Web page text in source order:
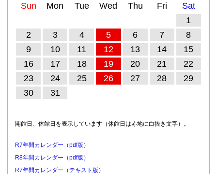
Sun Mon Tue Wed Thu Fri
Sat
1
2
3 4 5 6 7
8
9
10 11 12 13 14
15
16
17 18 19 20 21
22
23
24 25 26 27 28
29
30
31
開館日、休館日を表示しています（休館日は赤地に白抜き文字）。
R7年間カレンダー（pdf版）
R8年間カレンダー（pdf版）
R7年間カレンダー（テキスト版）